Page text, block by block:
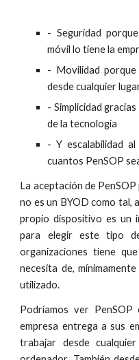
- Seguridad
móvil lo tiene la
- Movilidad
desde cualquier
- Simplicidad
de la tecnología
- Y escalabilidad
cuantos PenSOP
La aceptación de
no es un BYOD como tal,
propio dispositivo es un
para elegir este tipo
organizaciones tiene
necesita de,
utilizado.
Podríamos ver
empresa entrega a sus
trabajar desde